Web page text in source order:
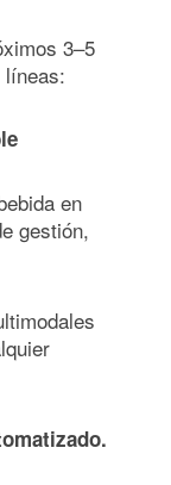
3–5
en
gestión,